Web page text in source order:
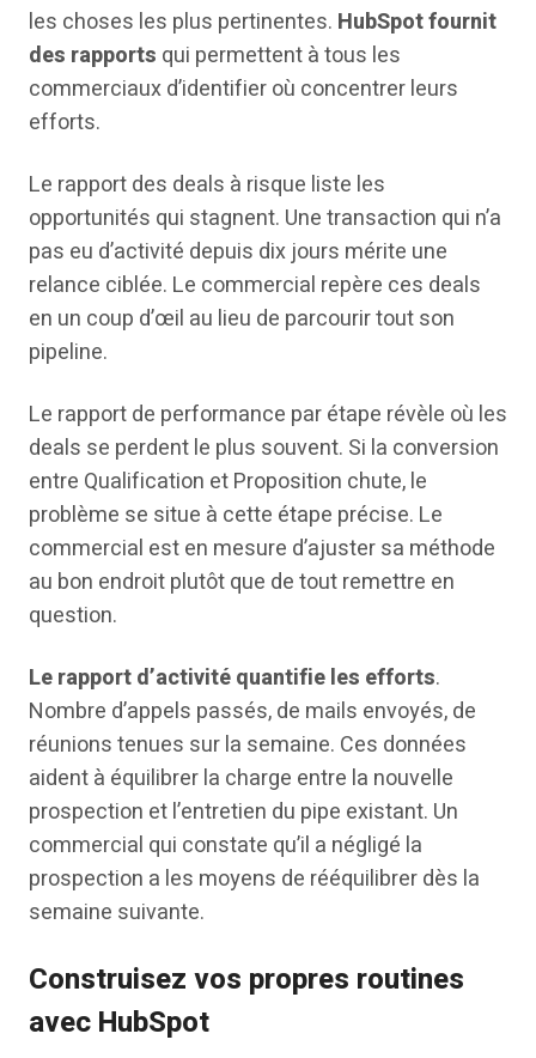
les choses les plus pertinentes. HubSpot fournit
des rapports qui permettent à tous les
commerciaux d’identifier où concentrer leurs
efforts.
Le rapport des deals à risque liste les
opportunités qui stagnent. Une transaction qui n’a
pas eu d’activité depuis dix jours mérite une
relance ciblée. Le commercial repère ces deals
en un coup d’œil au lieu de parcourir tout son
pipeline.
Le rapport de performance par étape révèle où les
deals se perdent le plus souvent. Si la conversion
entre Qualification et Proposition chute, le
problème se situe à cette étape précise. Le
commercial est en mesure d’ajuster sa méthode
au bon endroit plutôt que de tout remettre en
question.
Le rapport d’activité quantifie les efforts.
Nombre d’appels passés, de mails envoyés, de
réunions tenues sur la semaine. Ces données
aident à équilibrer la charge entre la nouvelle
prospection et l’entretien du pipe existant. Un
commercial qui constate qu’il a négligé la
prospection a les moyens de rééquilibrer dès la
semaine suivante.
Construisez vos propres routines
avec HubSpot